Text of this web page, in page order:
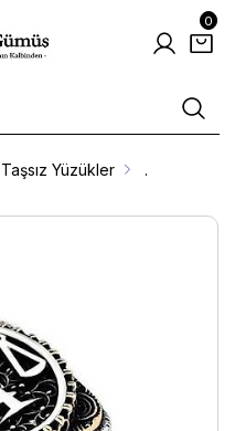
0
Taşsız Yüzükler .